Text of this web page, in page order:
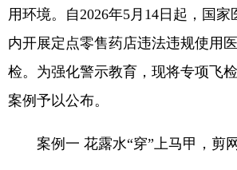
用环境。自2026年5月14日起，国家
内开展定点零售药店违法违规使用
检。为强化警示教育，现将专项飞
案例予以公布。
案例一 花露水“穿”上马甲，剪